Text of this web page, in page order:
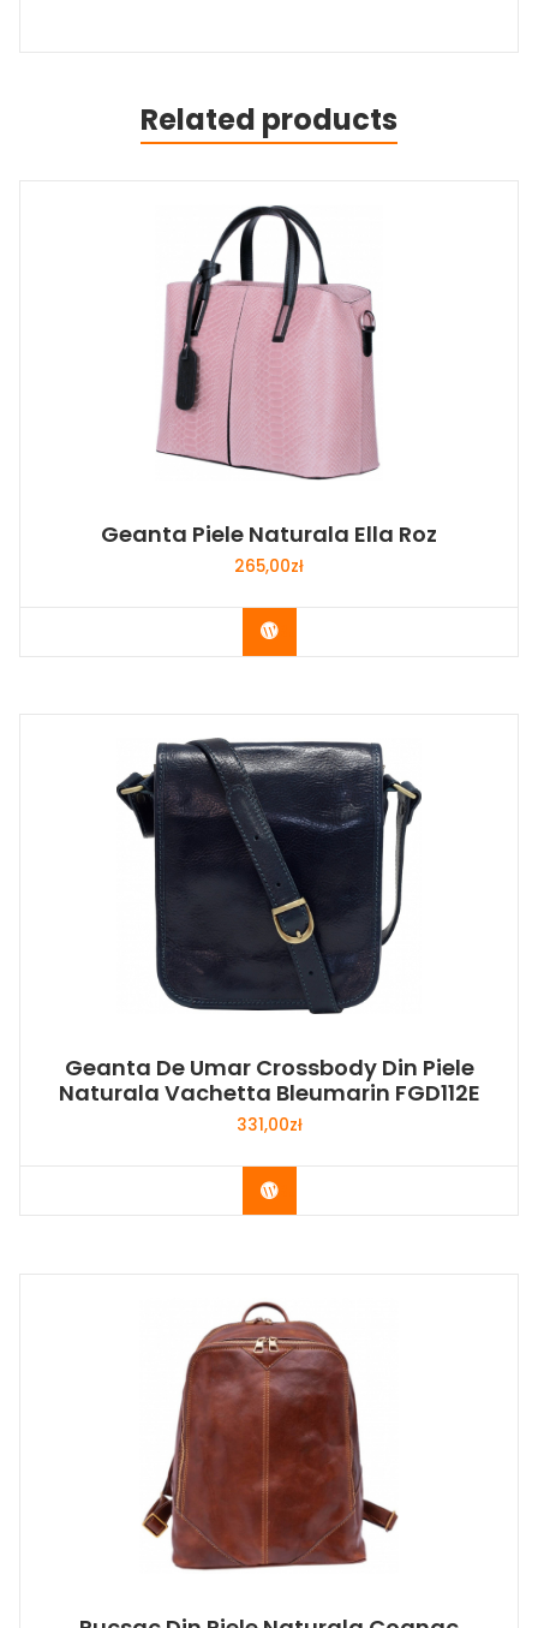
Related products
Geanta Piele Naturala Ella Roz
265,00zł
Buy Now
Geanta De Umar Crossbody Din Piele
Naturala Vachetta Bleumarin FGD112E
331,00zł
Buy Now